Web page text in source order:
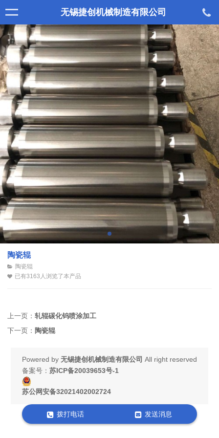
无锡捷创机械制造有限公司
陶瓷辊
陶瓷辊
已有3163人浏览了本产品
上一页： 轧辊碳化钨喷涂加工
下一页： 陶瓷辊
Powered by 无锡捷创机械制造有限公司 All right reserved
备案号： 苏ICP备20039653号-1
苏公网安备32021402002724
拨打电话 发送消息